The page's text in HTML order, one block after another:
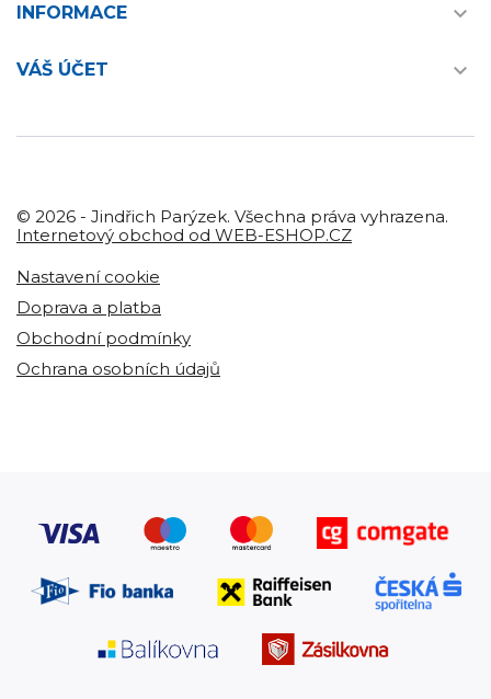
INFORMACE 
VÁŠ ÚČET 
© 2026 - Jindřich Parýzek. Všechna práva vyhrazena.
Internetový obchod od WEB-ESHOP.CZ
Nastavení cookie
Doprava a platba
Obchodní podmínky
Ochrana osobních údajů